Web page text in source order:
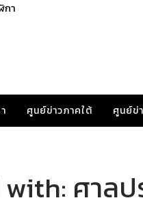
กา
ศูนย์ข่าวภาคใต้ ศูนย์ข่
ศาล